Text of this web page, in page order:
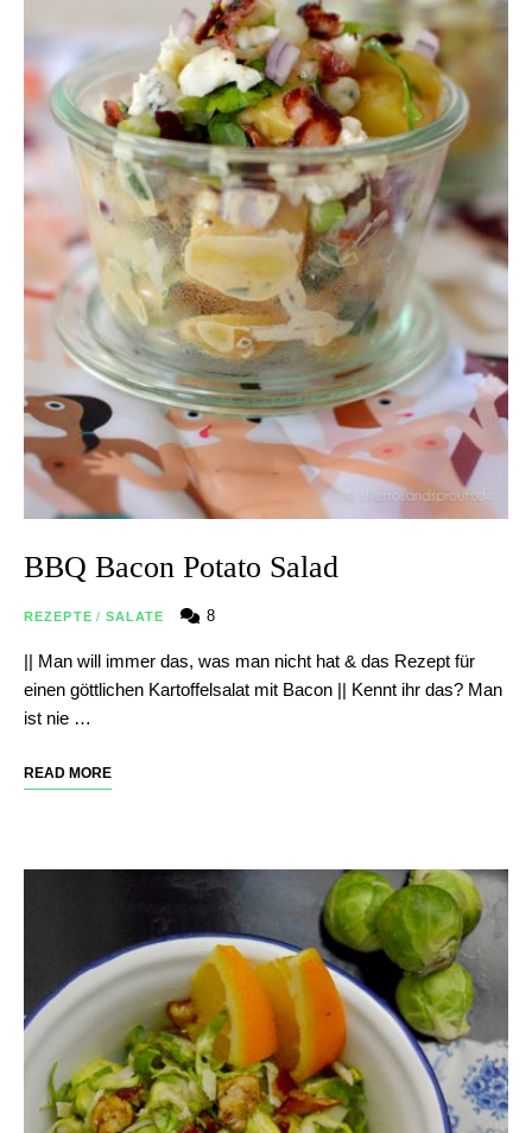
BBQ Bacon Potato Salad
REZEPTE / SALATE 8
|| Man will immer das, was man nicht hat & das Rezept für
einen göttlichen Kartoffelsalat mit Bacon || Kennt ihr das? Man
ist nie …
READ MORE